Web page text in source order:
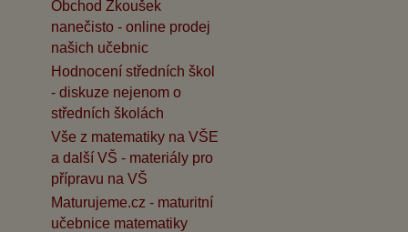
Obchod Zkoušek
nanečisto - online prodej
našich učebnic
Hodnocení středních škol
- diskuze nejenom o
středních školách
Vše z matematiky na VŠE
a další VŠ - materiály pro
přípravu na VŠ
Maturujeme.cz - maturitní
učebnice matematiky